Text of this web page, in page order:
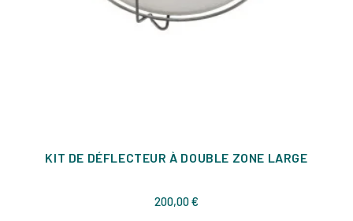
KIT DE DÉFLECTEUR À DOUBLE ZONE LARGE
200,00 €Prix